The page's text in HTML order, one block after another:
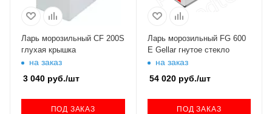
Ларь морозильный CF 200S
глухая крышка
на заказ
3 040 руб./шт
ПОД ЗАКАЗ
Ларь морозильный FG 600
E Gellar гнутое стекло
на заказ
54 020руб./шт
ПОД ЗАКАЗ